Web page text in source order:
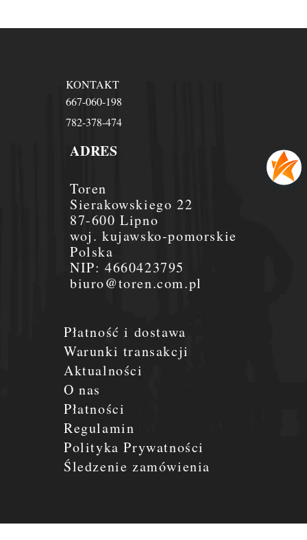
Płatność i dostawa
Warunki transakcji
Aktualności
O nas
Płatności
Regulamin
Polityka Prywatności
Śledzenie zamówienia
ADRES
Toren
Sierakowskiego 22
87-600 Lipno
woj. kujawsko-pomorskie
Polska
NIP:4660423795
biuro@toren.com.pl
KONTAKT
667-060-198
782-378-474